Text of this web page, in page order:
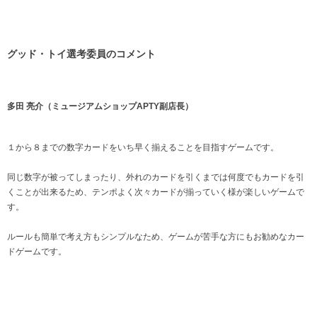
グッド・トイ選考委員のコメント
多田 亮介（ミュージアムショップAPTY副店長）
１から８までの数字カードをいち早く揃えることを目指すゲームです。
同じ数字が被ってしまったり、外れのカードを引くまでは何度でもカードを引
くことが出来るため、テンポよく次々カードが揃っていく様が楽しいゲームで
す。
ルールも簡単で考え方もシンプルなため、ゲームが苦手な方にもお勧めなカー
ドゲームです。